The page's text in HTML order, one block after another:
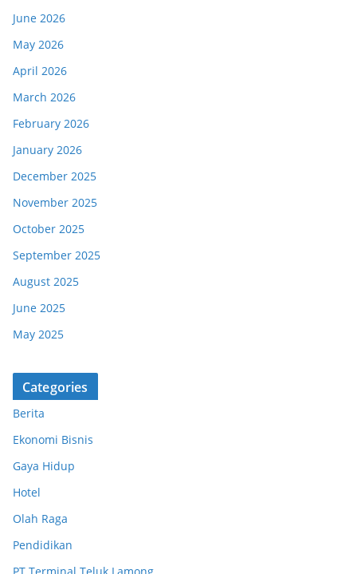
June 2026
May 2026
April 2026
March 2026
February 2026
January 2026
December 2025
November 2025
October 2025
September 2025
August 2025
June 2025
May 2025
Categories
Berita
Ekonomi Bisnis
Gaya Hidup
Hotel
Olah Raga
Pendidikan